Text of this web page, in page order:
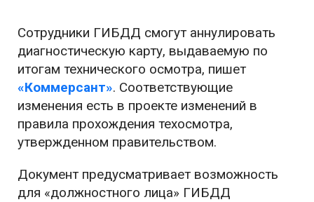
Сотрудники ГИБДД смогут аннулировать
диагностическую карту, выдаваемую по
итогам технического осмотра, пишет
«Коммерсант». Соответствующие
изменения есть в проекте изменений в
правила прохождения техосмотра,
утвержденном правительством.
Документ предусматривает возможность
для «должностного лица» ГИБДД